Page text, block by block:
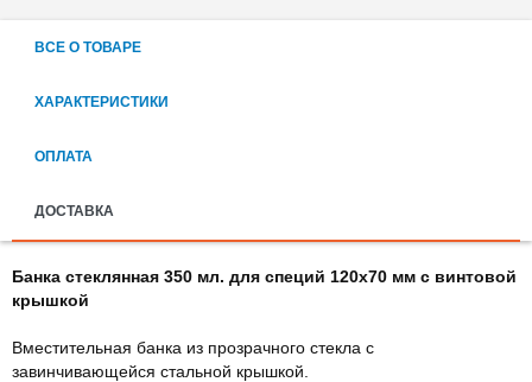
ВСЕ О ТОВАРЕ
ХАРАКТЕРИСТИКИ
ОПЛАТА
ДОСТАВКА
Банка стеклянная 350 мл. для специй 120х70 мм с винтовой
крышкой
Вместительная банка из прозрачного стекла с
завинчивающейся стальной крышкой.